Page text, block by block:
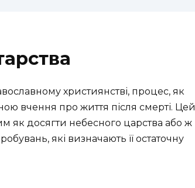
християнстві, процес, як
вчення про життя після смерті. Цей
як досягти небесного царства або ж
які визначають її остаточну